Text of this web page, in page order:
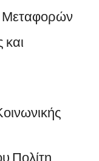
Μεταφορών
Πολίτη